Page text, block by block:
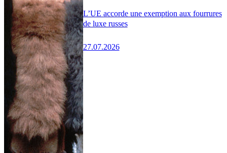
L’UE accorde une exemption aux fourrures
de luxe russes
27.07.2026